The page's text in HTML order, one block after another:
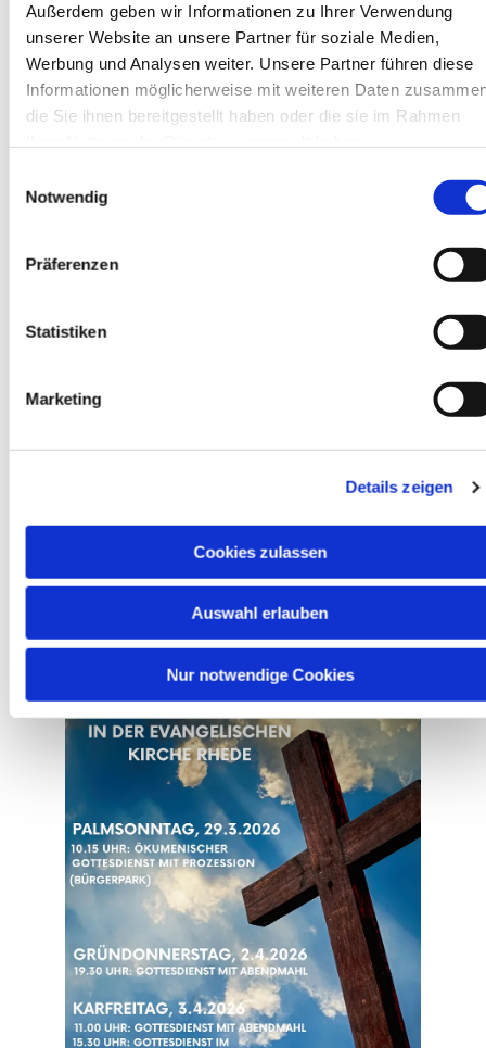
Außerdem geben wir Informationen zu Ihrer Verwendung
unserer Website an unsere Partner für soziale Medien,
Werbung und Analysen weiter. Unsere Partner führen diese
Informationen möglicherweise mit weiteren Daten
die Sie ihnen bereitgestellt haben oder die sie im Rahmen
Notwendig
Präferenzen
Statistiken
Marketing
Details zeigen
Cookies zulassen
Auswahl erlauben
Nur notwendige Cookies